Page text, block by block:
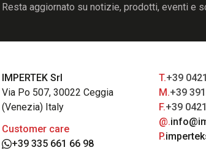
Resta aggiornato su notizie, prodotti, eventi e
IMPERTEK Srl
Via Po 507, 30022 Ceggia
(Venezia) Italy
Customer care
+39 335 661 66 98
T.+39
M.+39
F.+39
@.
P.